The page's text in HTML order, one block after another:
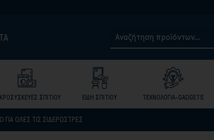
ΕΙΔΗ ΣΠΙΤΙΟΥ
ΣΠΙΤΙΟΥ ΤΕΧΝΟΛΟΓΙΑ-GADGETS
ΓΙΑ ΟΛΕΣ ΤΙΣ ΣΙΔΕΡΩΣΤΡΕΣ